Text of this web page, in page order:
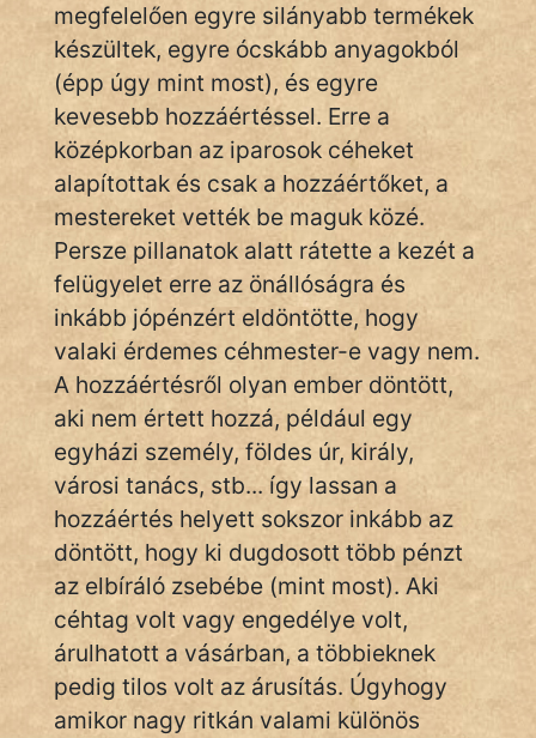
IRODALOM
SZÓLÁS
KÖZMONDÁS
PSZICHO
ZENE
FILM
ÉLETMÓD
MAGYARSÁG
TÖRTÉNELEM
Népszerű szerzőink:
cinege
fantom
Hunor
megfelelően egyre silányabb termékek
készültek, egyre ócskább anyagokból
(épp úgy mint most), és egyre
kevesebb hozzáértéssel. Erre a
középkorban az iparosok céheket
alapítottak és csak a hozzáértőket, a
mestereket vették be maguk közé.
Persze pillanatok alatt rátette a kezét a
felügyelet erre az önállóságra és
inkább jópénzért eldöntötte, hogy
valaki érdemes céhmester-e vagy nem.
A hozzáértésről olyan ember döntött,
aki nem értett hozzá, például egy
egyházi személy, földes úr, király,
városi tanács, stb... így lassan a
hozzáértés helyett sokszor inkább az
döntött, hogy ki dugdosott több pénzt
az elbíráló zsebébe (mint most). Aki
céhtag volt vagy engedélye volt,
árulhatott a vásárban, a többieknek
pedig tilos volt az árusítás. Úgyhogy
amikor nagy ritkán valami különös